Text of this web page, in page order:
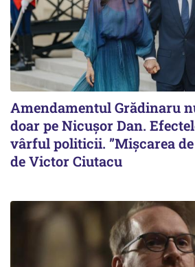
Amendamentul Grădinaru
doar pe Nicușor Dan.
vârful politicii. ”Mișcarea
de Victor Ciutacu